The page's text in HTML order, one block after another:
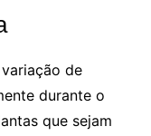
de
durante o
que sejam